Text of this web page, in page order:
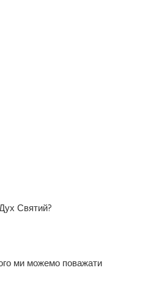
Святий?
ми можемо поважати